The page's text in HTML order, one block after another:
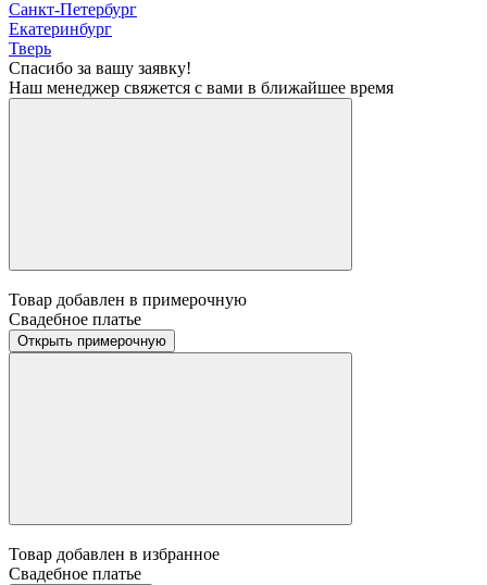
Санкт-Петербург
Екатеринбург
Тверь
Спасибо за вашу заявку!
Наш менеджер свяжется с вами в ближайшее время
Товар добавлен в примерочную
Свадебное платье
Открыть примерочную
Товар добавлен в избранное
Свадебное платье